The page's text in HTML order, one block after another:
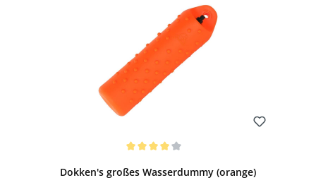
Dokken's großes Wasserdummy (orange)